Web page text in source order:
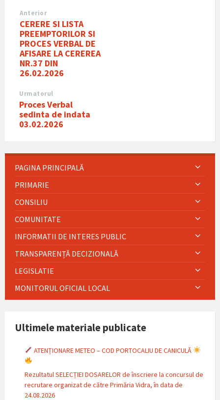
Anterior
CERERE SI LISTA
PREEMPTORILOR SI
PROCES VERBAL DE
AFISARE LA CEREREA
NR.37 DIN
26.02.2026
Urmatorul
Proces Verbal
sedinta de indata
03.02.2026
PAGINA PRINCIPALĂ
PRIMARIE
CONSILIU
COMUNITATE
INFORMATII DE INTERES PUBLIC
TRANSPARENȚĂ DECIZIONALĂ
LEGISLATIE
MONITORUL OFICIAL LOCAL
Ultimele materiale publicate
ATENȚIONARE METEO – COD PORTOCALIU DE CANICULĂ
Rezultatul SELECȚIEI DOSARELOR de înscriere la concursul de
recrutare organizat de către Primăria Vidra, în data de
24.08.2026